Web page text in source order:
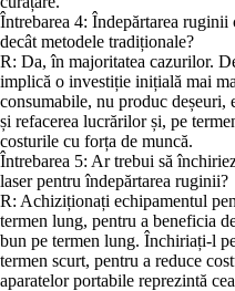
Întrebarea 4: Îndepărtarea ruginii
decât metodele tradiționale?
R: Da, în majoritatea cazurilor.
implică o investiție inițială mai
consumabile, nu produc deșeuri,
și refacerea lucrărilor și, pe
costurile cu forța de muncă.
Întrebarea 5: Ar trebui să
laser pentru îndepărtarea ruginii?
R: Achiziționați echipamentul
termen lung, pentru a beneficia
bun pe termen lung. Închiriați-l
termen scurt, pentru a reduce
aparatelor portabile reprezintă